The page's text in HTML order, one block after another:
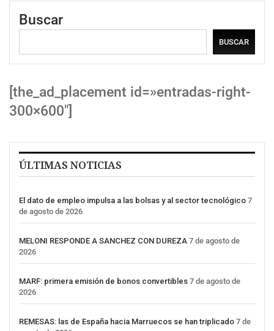
Buscar
BUSCAR
[the_ad_placement id=»entradas-right-
300×600″]
ÚLTIMAS NOTICIAS
El dato de empleo impulsa a las bolsas y al sector tecnológico 7
de agosto de 2026
MELONI RESPONDE A SANCHEZ CON DUREZA 7 de agosto de
2026
MARF: primera emisión de bonos convertibles 7 de agosto de
2026
REMESAS: las de España hacia Marruecos se han triplicado 7 de